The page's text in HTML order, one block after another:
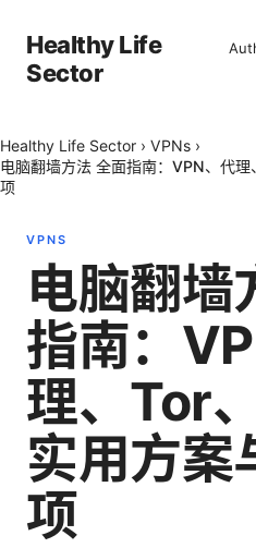
Healthy Life
Sector
Healthy Life Sector › VPNs ›
电脑翻墙方法 全面指南：VPN、代
项
VPNS
电脑翻墙
指南：
理、Tor
实用方案
项